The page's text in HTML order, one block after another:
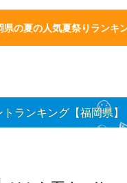
県の夏の人気夏祭りランキ
ランキング【福岡県】